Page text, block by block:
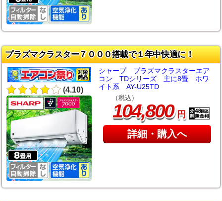
プラズマクラスター７０００搭載で１年中快適に！
(4.10)
シャープ プラズマクラスターエア
コン TDシリーズ 主に8畳 ホワ
イト系 AY-U25TD
（税込）
104,800円
詳細・購入へ